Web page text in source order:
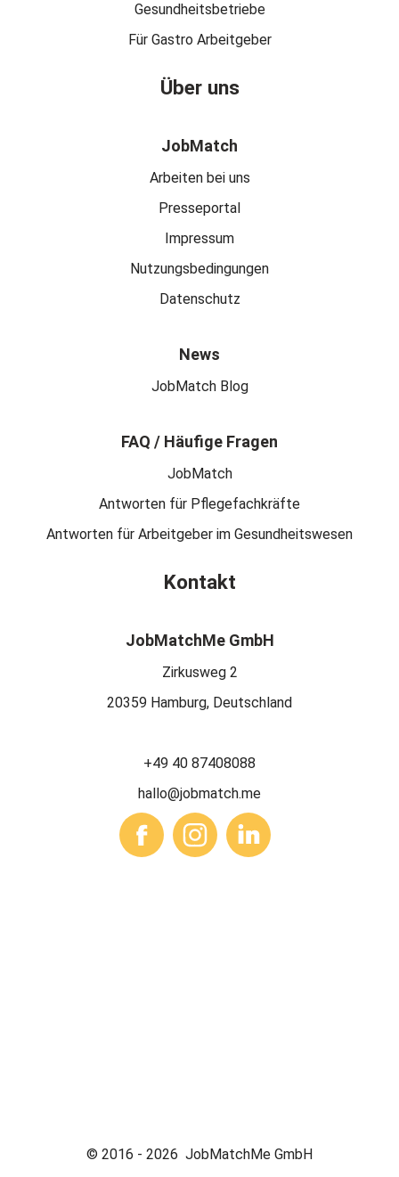
Gesundheitsbetriebe
Für Gastro Arbeitgeber
Über uns
JobMatch
Arbeiten bei uns
Presseportal
Impressum
Nutzungsbedingungen
Datenschutz
News
JobMatch Blog
FAQ / Häufige Fragen
JobMatch
Antworten für Pflegefachkräfte
Antworten für Arbeitgeber im Gesundheitswesen
Kontakt
JobMatchMe GmbH
Zirkusweg 2
20359 Hamburg, Deutschland
+49 40 87408088
hallo@jobmatch.me
© 2016 - 2026 JobMatchMe GmbH